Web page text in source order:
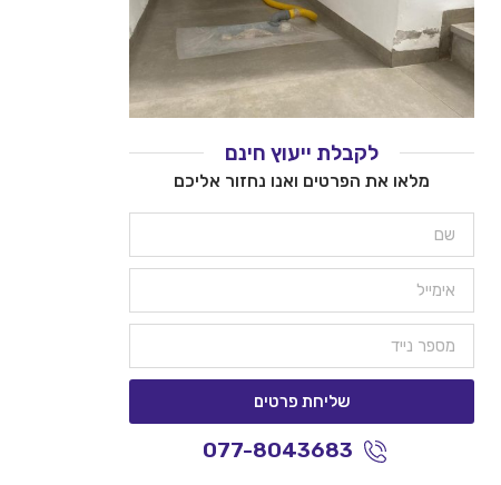
לקבלת ייעוץ חינם
מלאו את הפרטים ואנו נחזור אליכם
שליחת פרטים
077-8043683